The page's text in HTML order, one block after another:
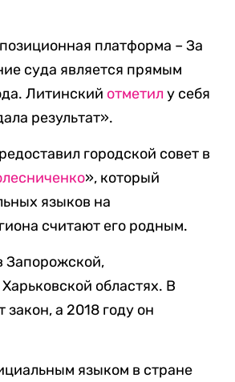
платформа – За
суда является прямым
Литинский отметил у себя
результат».
городской совет в
», который
языков на
считают его родным.
Запорожской,
областях. В
закон, а 2018 году он
языком в стране